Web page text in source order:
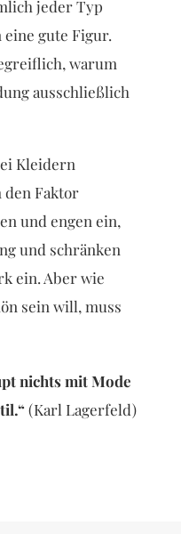
jeder Typ
gute Figur.
warum
ausschließlich
Kleidern
den Faktor
und engen ein,
und schränken
ein. Aber wie
sein will, muss
nichts mit Mode
(Karl Lagerfeld)